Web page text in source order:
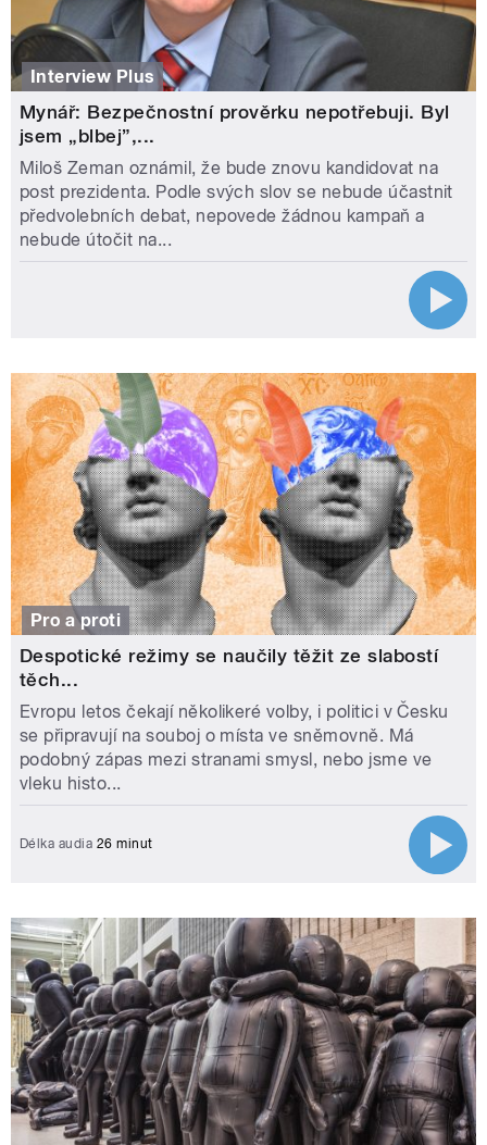
Interview Plus
Mynář: Bezpečnostní prověrku nepotřebuji. Byl
jsem „blbej”,...
Miloš Zeman oznámil, že bude znovu kandidovat na
post prezidenta. Podle svých slov se nebude účastnit
předvolebních debat, nepovede žádnou kampaň a
nebude útočit na...
Pro a proti
Despotické režimy se naučily těžit ze slabostí
těch...
Evropu letos čekají několikeré volby, i politici v Česku
se připravují na souboj o místa ve sněmovně. Má
podobný zápas mezi stranami smysl, nebo jsme ve
vleku histo...
Délka audia 26 minut